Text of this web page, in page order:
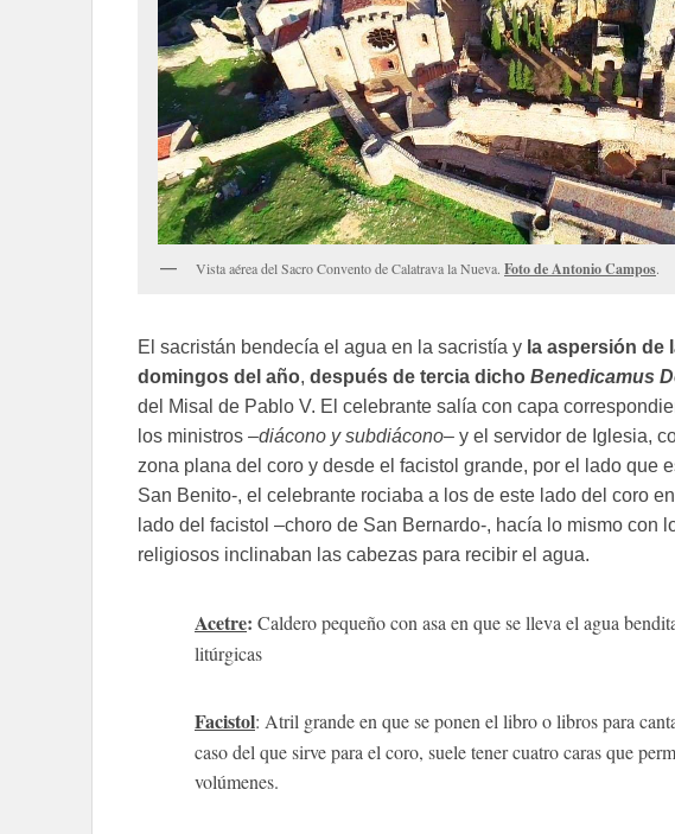
Vista aérea del Sacro Convento de Calatrava la Nueva. Foto de Antonio Campos.
El sacristán bendecía el agua en la sacristía y la aspersión de
domingos del año, después de tercia dicho Benedicamus
del Misal de Pablo V. El celebrante salía con capa
los ministros –diácono y subdiácono– y el servidor de Iglesia,
zona plana del coro y desde el facistol grande, por el lado que
San Benito-, el celebrante rociaba a los de este lado del coro
lado del facistol –choro de San Bernardo-, hacía lo mismo con
religiosos inclinaban las cabezas para recibir el agua.
Acetre: Caldero pequeño con asa en que se lleva el agua
litúrgicas
Facistol: Atril grande en que se ponen el libro o libros para
caso del que sirve para el coro, suele tener cuatro caras que
volúmenes.